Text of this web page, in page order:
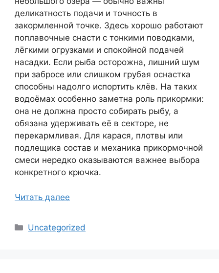
деликатность подачи и точность в
закормленной точке. Здесь хорошо работают
поплавочные снасти с тонкими поводками,
лёгкими огрузками и спокойной подачей
насадки. Если рыба осторожна, лишний шум
при забросе или слишком грубая оснастка
способны надолго испортить клёв. На таких
водоёмах особенно заметна роль прикормки:
она не должна просто собирать рыбу, а
обязана удерживать её в секторе, не
перекармливая. Для карася, плотвы или
подлещика состав и механика прикормочной
смеси нередко оказываются важнее выбора
конкретного крючка.
Читать далее
Рубрики
Uncategorized